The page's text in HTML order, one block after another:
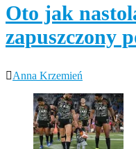
Oto jak
zapuszczony
Anna Krzemień